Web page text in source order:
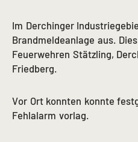
Im Derchinger
Brandmeldeanlage aus.
Feuerwehren Stätzling,
Friedberg.
Vor Ort konnten konnte
Fehlalarm vorlag.